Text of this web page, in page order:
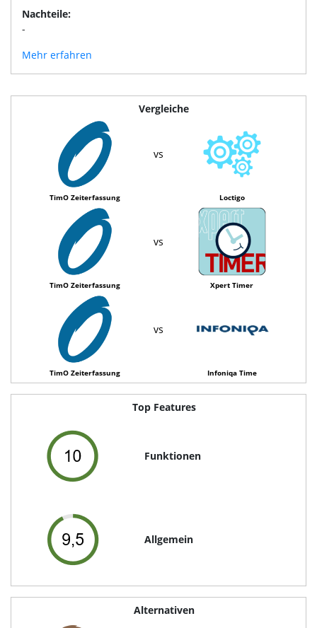
Nachteile:
-
Mehr erfahren
Vergleiche
vs
TimO Zeiterfassung Loctigo
vs
TimO Zeiterfassung Xpert Timer
vs
TimO Zeiterfassung Infoniqa Time
Top Features
Funktionen
Allgemein
Alternativen